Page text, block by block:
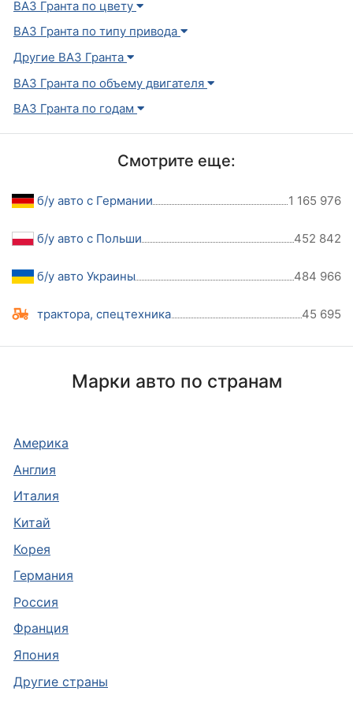
ВАЗ Гранта по цвету
ВАЗ Гранта по типу привода
Другие ВАЗ Гранта
ВАЗ Гранта по объему двигателя
ВАЗ Гранта по годам
Смотрите еще:
б/у авто с Германии 1 165 976
б/у авто с Польши 452 842
б/у авто Украины 484 966
трактора, спецтехника 45 695
Марки авто по странам
Америка
Англия
Италия
Китай
Корея
Германия
Россия
Франция
Япония
Другие страны